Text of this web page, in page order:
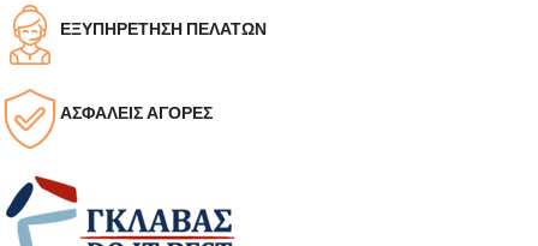
ΕΞΥΠΗΡΕΤΗΣΗ ΠΕΛΑΤΩΝ
ΑΣΦΑΛΕΙΣ ΑΓΟΡΕΣ